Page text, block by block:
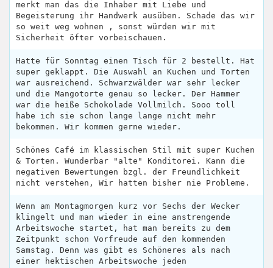
merkt man das die Inhaber mit Liebe und
Begeisterung ihr Handwerk ausüben. Schade das wir
so weit weg wohnen , sonst würden wir mit
Sicherheit öfter vorbeischauen.
Hatte für Sonntag einen Tisch für 2 bestellt. Hat
super geklappt. Die Auswahl an Kuchen und Torten
war ausreichend. Schwarzwälder war sehr lecker
und die Mangotorte genau so lecker. Der Hammer
war die heiße Schokolade Vollmilch. Sooo toll
habe ich sie schon lange lange nicht mehr
bekommen. Wir kommen gerne wieder.
Schönes Café im klassischen Stil mit super Kuchen
& Torten. Wunderbar "alte" Konditorei. Kann die
negativen Bewertungen bzgl. der Freundlichkeit
nicht verstehen, Wir hatten bisher nie Probleme.
Wenn am Montagmorgen kurz vor Sechs der Wecker
klingelt und man wieder in eine anstrengende
Arbeitswoche startet, hat man bereits zu dem
Zeitpunkt schon Vorfreude auf den kommenden
Samstag. Denn was gibt es Schöneres als nach
einer hektischen Arbeitswoche jeden